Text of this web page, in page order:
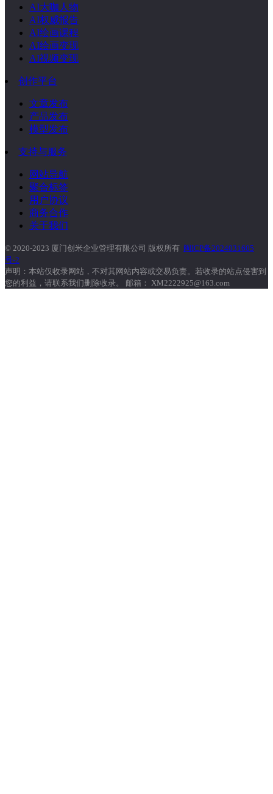
AI大咖人物
AI权威报告
AI绘画课程
AI绘画变现
AI视频变现
创作平台
文章发布
产品发布
模型发布
支持与服务
网站导航
聚合标签
用户协议
商务合作
关于我们
© 2020-2023 厦门创米企业管理有限公司 版权所有 闽ICP备2024031605
号-2
声明：本站仅收录网站，不对其网站内容或交易负责。若收录的站点侵害到
您的利益，请联系我们删除收录。 邮箱： XM2222925@163.com